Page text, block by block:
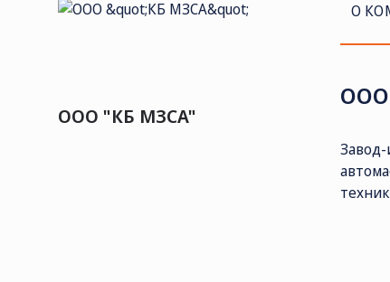
ООО "КБ МЗСА"
О
ООО